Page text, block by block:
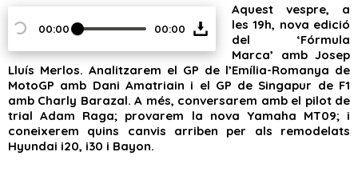
00:00 00:00
Aquest vespre, a
les 19h, nova edició
del ‘Fórmula
Marca’ amb Josep
Lluís Merlos. Analitzarem el GP de l’Emília-Romanya de
MotoGP amb Dani Amatriain i el GP de Singapur de F1
amb Charly Barazal. A més, conversarem amb el pilot de
trial Adam Raga; provarem la nova Yamaha MT09; i
coneixerem quins canvis arriben per als remodelats
Hyundai i20, i30 i Bayon.